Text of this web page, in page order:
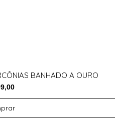
BANHADO A OURO